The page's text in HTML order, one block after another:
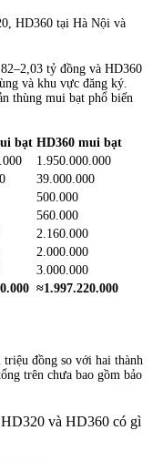
HD360 tại Hà Nội và
tỷ đồng và HD360
và khu vực đăng ký.
thùng mui bạt phổ biến
bạt HD360 mui bạt
1.950.000.000
39.000.000
500.000
560.000
2.160.000
2.000.000
3.000.000
≈1.997.220.000
đồng so với hai thành
trên chưa bao gồm bảo
và HD360 có gì